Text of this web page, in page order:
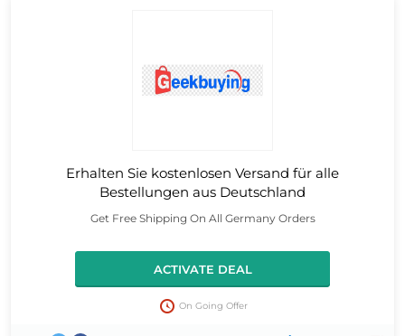
Erhalten Sie kostenlosen Versand für alle
Bestellungen aus Deutschland
Get Free Shipping On All Germany Orders
ACTIVATE DEAL
On Going Offer